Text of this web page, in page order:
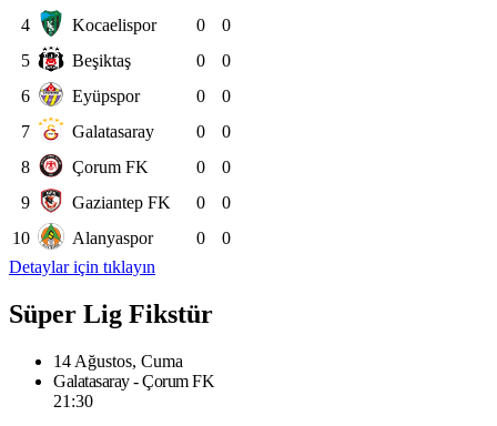
4
Kocaelispor 0
0
5
Beşiktaş 0
0
6
Eyüpspor 0
0
7
Galatasaray 0
0
8
Çorum FK 0
0
9
Gaziantep FK 0
0
10
Alanyaspor 0
0
Detaylar için tıklayın
Süper Lig Fikstür
14 Ağustos, Cuma
Galatasaray - Çorum FK
21:30